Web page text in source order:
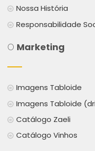
Nossa História
Responsabilidade
O Marketing
Imagens Tabloide
Imagens Tabloide
Catálogo Zaeli
Catálogo Vinhos